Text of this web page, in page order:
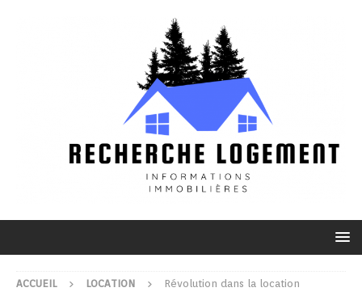
ACCUEIL LOCATION
Révolution dans la location